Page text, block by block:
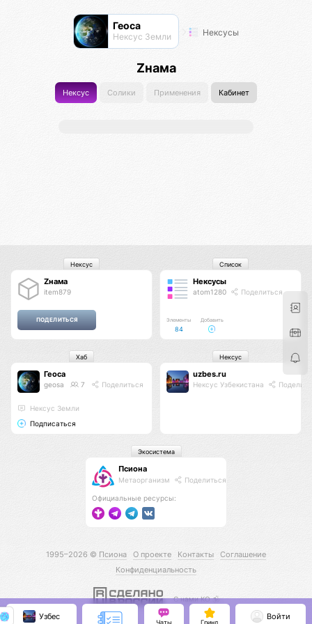
Геоса
Нексус Земли Нексусы
Zнама
Нексус Солики Применения Кабинет
Zнама
item879
Нексус
Нексусы
atom1280 Поделиться
Элементы
84
Добавить
Список
Геоса
geosa 7 Поделиться
Нексус Земли
Подписаться
Хаб
uzbes.ru
Нексус Узбекистана
Нексус
Псиона
Метаорганизм Поделиться
Официальные ресурсы:
Экосистема
1995–2026 © Псиона О проекте Контакты
Соглашение
Конфиденциальность
С нами КО 🕉️
Узбес
Чаты Гринд
Войти